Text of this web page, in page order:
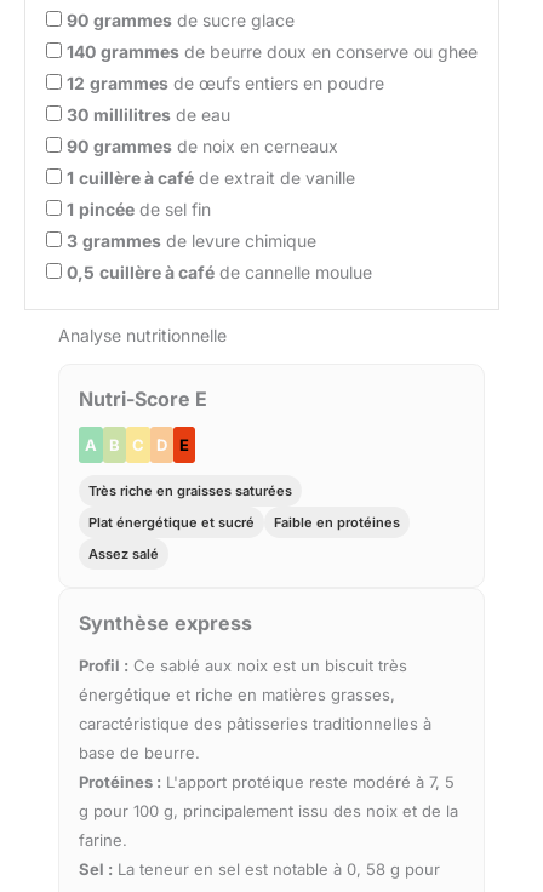
90 grammes de sucre glace
140 grammes de beurre doux en conserve ou ghee
12 grammes de œufs entiers en poudre
30 millilitres de eau
90 grammes de noix en cerneaux
1 cuillère à café de extrait de vanille
1 pincée de sel fin
3 grammes de levure chimique
0,5 cuillère à café de cannelle moulue
Analyse nutritionnelle
Nutri-Score E
A B C D E
Très riche en graisses saturées
Plat énergétique et sucré
Faible en protéines
Assez salé
Synthèse express
Profil : Ce sablé aux noix est un biscuit très
énergétique et riche en matières grasses,
caractéristique des pâtisseries traditionnelles à
base de beurre.
Protéines : L'apport protéique reste modéré à 7, 5
g pour 100 g, principalement issu des noix et de la
farine.
Sel : La teneur en sel est notable à 0, 58 g pour